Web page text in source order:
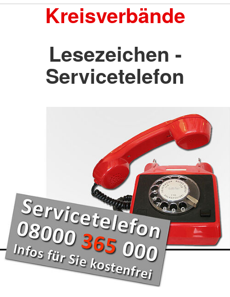
Kreisverbände
Lesezeichen -
Servicetelefon